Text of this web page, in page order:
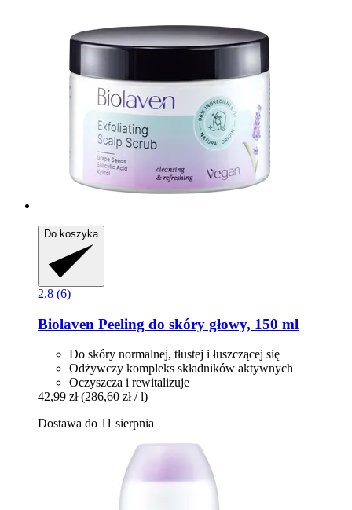
Do koszyka
2.8 (6)
Biolaven Peeling do skóry głowy, 150 ml
Do skóry normalnej, tłustej i łuszczącej się
Odżywczy kompleks składników aktywnych
Oczyszcza i rewitalizuje
42,99 zł (286,60 zł / l)
Dostawa do 11 sierpnia